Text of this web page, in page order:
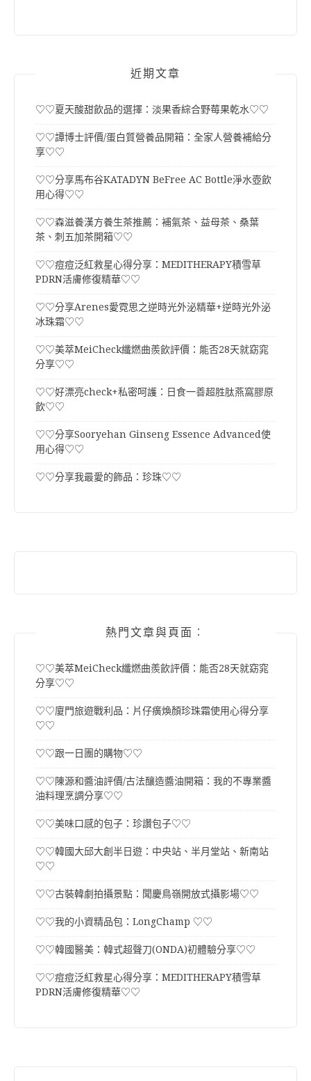
近期文章
♡♡夏天酸甜飲品的選擇：淡果香綜合野莓果乾水♡♡
♡♡譚博士評價/蛋白質營養品開箱：全家人營養補給分
享♡♡
♡♡分享馬布谷KATADYN BeFree AC Bottle淨水壺飲
用心得♡♡
♡♡森滋養漢方養生茶推薦：補氣茶、益母茶、桑葉
茶、刺五加茶開箱♡♡
♡♡痘痘泛紅救星心得分享：MEDITHERAPY積雪草
PDRN活膚修復精華♡♡
♡♡分享Arenes愛霓思之逆時光外泌精華+逆時光外泌
冰珠霜♡♡
♡♡美萃MeiCheck纖燃曲羨飲評價：能否28天就窈窕
分享♡♡
♡♡好漂亮check+私密呵護：日食一善超胜肽燕窩膠原
飲♡♡
♡♡分享Sooryehan Ginseng Essence Advanced使
用心得♡♡
♡♡分享我最愛的飾品：珍珠♡♡
熱門文章與頁面︰
♡♡美萃MeiCheck纖燃曲羨飲評價：能否28天就窈窕
分享♡♡
♡♡廈門旅遊戰利品：片仔癀煥顏珍珠霜使用心得分享
♡♡
♡♡跟一日團的購物♡♡
♡♡陳源和醬油評價/古法釀造醬油開箱：我的不專業醬
油料理烹調分享♡♡
♡♡美味口感的包子：珍讚包子♡♡
♡♡韓國大邱大創半日遊：中央站、半月堂站、新南站
♡♡
♡♡古裝韓劇拍攝景點：聞慶鳥嶺開放式攝影場♡♡
♡♡我的小資精品包：LongChamp ♡♡
♡♡韓國醫美：韓式超聲刀(ONDA)初體驗分享♡♡
♡♡痘痘泛紅救星心得分享：MEDITHERAPY積雪草
PDRN活膚修復精華♡♡